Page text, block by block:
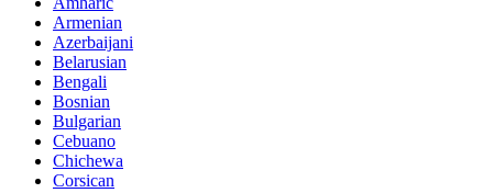
Armenian
Azerbaijani
Belarusian
Bengali
Bosnian
Bulgarian
Cebuano
Chichewa
Corsican